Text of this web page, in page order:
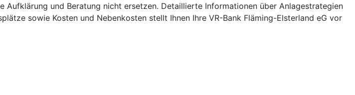
und Beratung nicht ersetzen. Detaillierte Informationen über Anlagestrategien
sowie Kosten und Nebenkosten stellt Ihnen Ihre VR-Bank Fläming-Elsterland eG vor